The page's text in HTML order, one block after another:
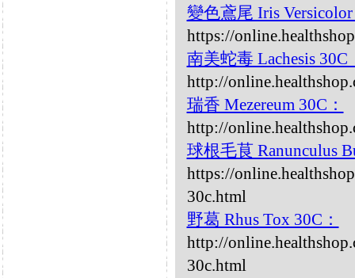
變色鳶尾 Iris
https://
南美蛇毒 Lachesis 30C
http://
瑞香 Mezereum 30C：
http://
球根毛茛 Ranunculus
https://
30c.html
野葛 Rhus Tox 30C：
http://
30c.html